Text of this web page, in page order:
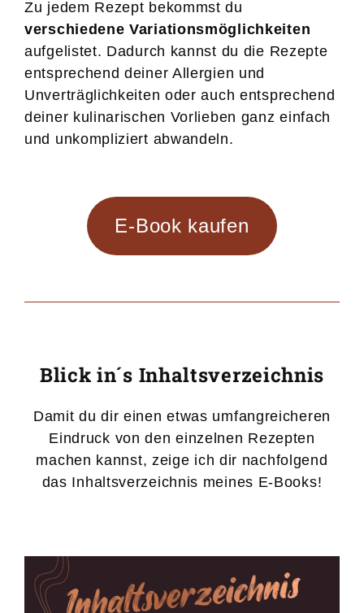
Zu jedem Rezept bekommst du
verschiedene Variationsmöglichkeiten
aufgelistet. Dadurch kannst du die Rezepte
entsprechend deiner Allergien und
Unverträglichkeiten oder auch entsprechend
deiner kulinarischen Vorlieben ganz einfach
und unkompliziert abwandeln.
E-Book kaufen
Blick in´s Inhaltsverzeichnis
Damit du dir einen etwas umfangreicheren
Eindruck von den einzelnen Rezepten
machen kannst, zeige ich dir nachfolgend
das Inhaltsverzeichnis meines E-Books!